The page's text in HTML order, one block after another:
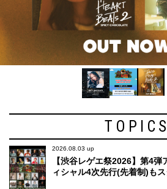
TOPICS
2026.08.03 up
【渋谷レゲエ祭2026】第4
ィシャル4次先行(先着制)もス